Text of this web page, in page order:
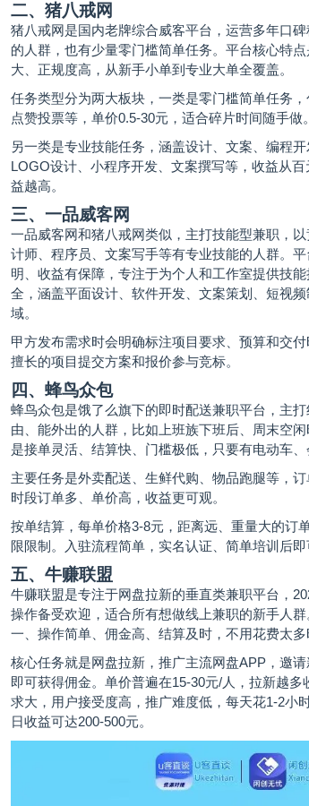
二、猪八戒网
猪八戒网是国内老牌综合威客平台，运营多年口
的人群，也有少量零门槛简单任务。平台核心特
大、正规度高，从新手小单到专业大单全覆盖。
任务类型分为两大板块，一类是零门槛简单任务，
点赞投票等，单价0.5-30元，适合碎片时间随手做。
另一类是专业技能任务，涵盖设计、文案、编程
LOGO设计、小程序开发、文案撰写等，收益从
益越高。
三、一品威客网
一品威客网和猪八戒网类似，主打技能型兼职，
计师、程序员、文案写手等有专业技能的人群。
明、收益有保障，专注于为个人和工作室提供技
全，涵盖平面设计、软件开发、文案策划、短视
域。
甲方发布需求时会明确标注项目要求、预算和交
擅长的项目提交方案和报价参与竞标。
四、蜂鸟众包
蜂鸟众包是饿了么旗下的即时配送兼职平台，主
由、能外出的人群，比如上班族下班后、周末空
是接单灵活、结算快、门槛极低，只要有电动车、
主要任务是外卖配送、生鲜代购、物品跑腿等，
时段订单多、单价高，收益更可观。
按单结算，每单价格3-8元，距离远、重量大的订
限限制。入驻流程简单，实名认证、简单培训后即
五、牛赚联盟
牛赚联盟是专注于网盘拉新的垂直类兼职平台，
操作备受欢迎，适合所有想做线上兼职的新手人
一、操作简单、佣金高、结算及时，不用花费太多
核心任务就是网盘拉新，推广主流网盘APP，邀
即可获得佣金。单价普遍在15-30元/人，拉新越
求大，用户接受度高，推广难度低，每天花1-2小
日收益可达200-500元。